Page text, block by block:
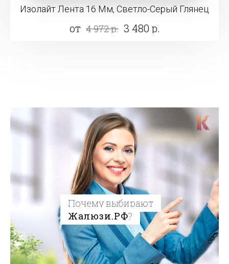
Изолайт Лента 16 Мм, Светло-Серый Глянец
от 4 972 р. 3 480 р.
Почему выбирают
Жалюзи.РФ?